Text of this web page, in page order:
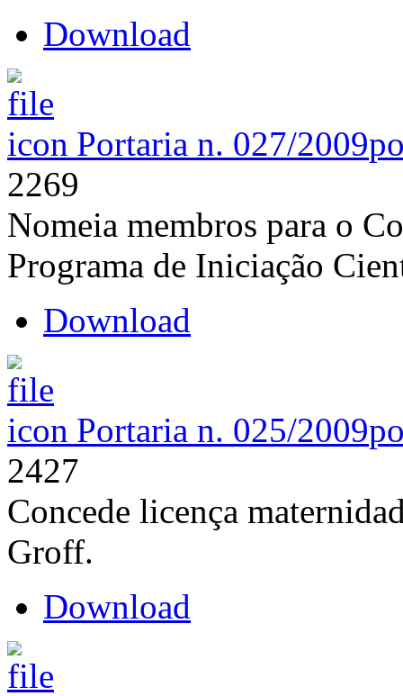
Download
Portaria n. 027/2009
2269
Nomeia membros para o
Programa de Iniciação
Download
Portaria n. 025/2009
2427
Concede licença
Groff.
Download